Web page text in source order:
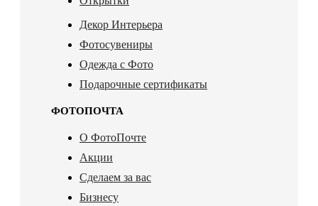
Декор Интерьера
Фотосувениры
Одежда с Фото
Подарочные сертификаты
ФОТОПОЧТА
О ФотоПочте
Акции
Сделаем за вас
Бизнесу